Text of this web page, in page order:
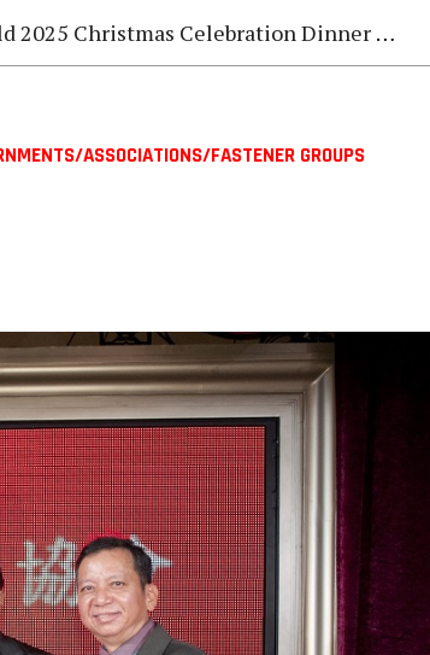
2025 Christmas Celebration Dinner Gala
ASSOCIATIONS/FASTENER GROUPS